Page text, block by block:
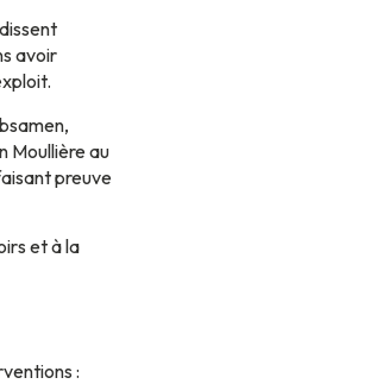
avoir
Moullière au
preuve
et à la
: